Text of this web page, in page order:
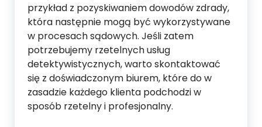
przykład z pozyskiwaniem dowodów zdrady,
która następnie mogą być wykorzystywane
w procesach sądowych. Jeśli zatem
potrzebujemy rzetelnych usług
detektywistycznych, warto skontaktować
się z doświadczonym biurem, które do w
zasadzie każdego klienta podchodzi w
sposób rzetelny i profesjonalny.